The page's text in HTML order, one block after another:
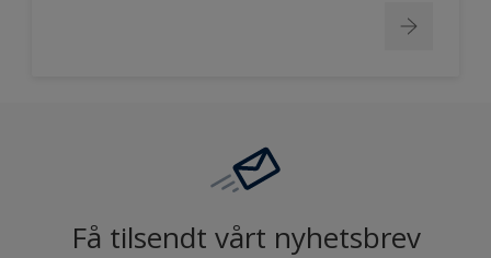
Få tilsendt vårt nyhetsbrev